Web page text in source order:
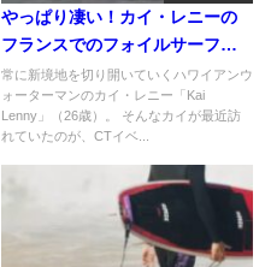
やっぱり凄い！カイ・レニーの
フランスでのフォイルサーフィ
ン動画
常に新境地を切り開いていくハワイアンウ
ォーターマンのカイ・レニー「Kai
Lenny」（26歳）。 そんなカイが最近訪
れていたのが、CTイベ...